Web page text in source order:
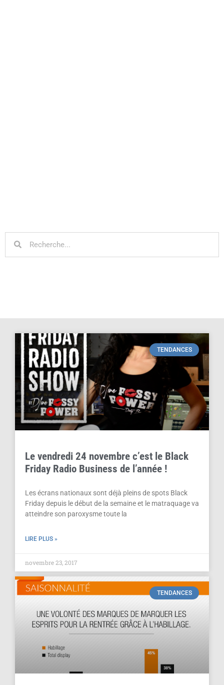
TENDANCES
Le vendredi 24 novembre c’est le Black
Friday Radio Business de l’année !
Les écrans nationaux sont déjà pleins de spots Black
Friday depuis le début de la semaine et le matraquage va
atteindre son paroxysme toute la
LIRE PLUS »
novembre 23, 2017
TENDANCES